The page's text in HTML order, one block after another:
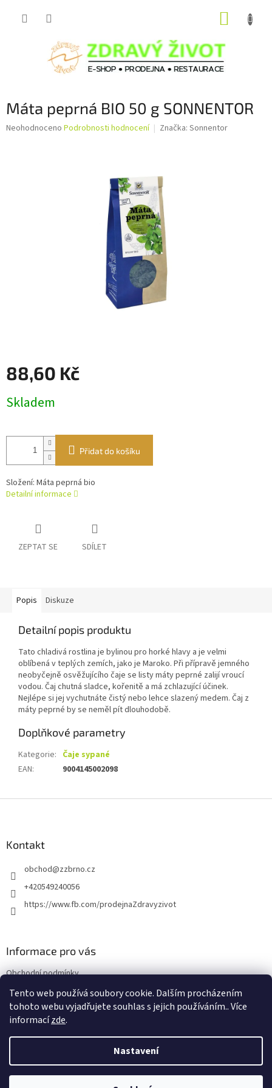
Tento web používá soubory cookie. Dalším procházením
tohoto webu vyjadřujete souhlas s jejich používáním.. Více
informacízde.
Nastavení
Máta peprná BIO 50 g SONNENTOR
Průměrné
Neohodnoceno Podrobnosti hodnocení Značka: Sonnentor
88,60 Kč
cena:
Skladem
Přidat do košíku
Složení: Máta peprná bio
Detailní informace
ZEPTAT SE SDÍLET
Popis Diskuze
Detailní popis produktu
Tato chladivá rostlina je bylinou pro horké hlavy a je velmi
oblíbená v teplých zemích, jako je Maroko. Při přípravě jemného
neobyčejně osvěžujícího čaje se listy máty peprné zalijí vroucí
vodou. Čaj chutná sladce, kořenitě a má zchlazující účinek.
Nejlépe si jej vychutnáte čistý nebo lehce slazený medem. Čaj z
máty peprné by se neměl pít dlouhodobě.
Doplňkové parametry
Kategorie: Čaje sypané
EAN: 9004145002098
Kontakt
obchod@zzbrno.cz
+420549240056
https://www.fb.com/prodejnaZdravyzivot
Informace pro vás
Obchodní podmínky
Podmínky ochrany osobních údajů
Copyright 2026E-shop Zdravý život. Všechna práva vyhrazena.